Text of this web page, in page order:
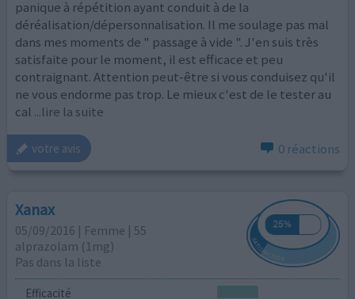
panique à répétition ayant conduit à de la
déréalisation/dépersonnalisation. Il me soulage pas mal
dans mes moments de " passage à vide ". J'en suis très
satisfaite pour le moment, il est efficace et peu
contraignant. Attention peut-être si vous conduisez qu'il
ne vous endorme pas trop. Le mieux c'est de le tester au
cal ...lire la suite
votre avis 0 réactions
Xanax
05/09/2016 | Femme | 55
alprazolam (1mg)
Pas dans la liste
Efficacité